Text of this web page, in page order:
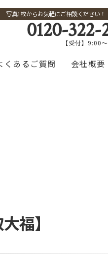
写真1枚からお気軽にご相談ください！
0120-322-
【受付】9:00
くあるご質問 会社概要
福】